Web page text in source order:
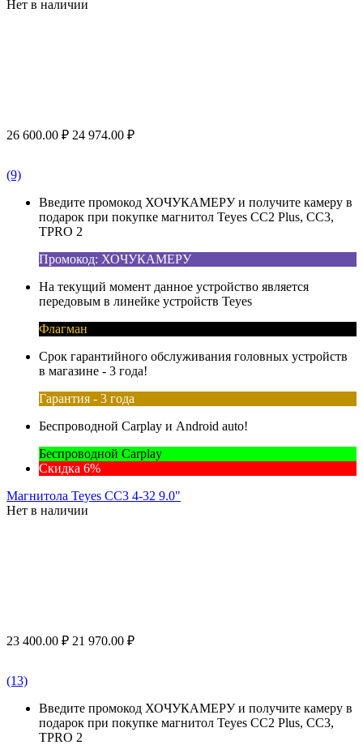
Нет в наличии
26 600.00 ₽ 24 974.00 ₽
(9)
Введите промокод ХОЧУКАМЕРУ и получите камеру в
подарок при покупке магнитол Teyes CC2 Plus, CC3,
TPRO 2
Промокод: ХОЧУКАМЕРУ
На текущий момент данное устройство является
передовым в линейке устройств Teyes
Флагман
Срок гарантийного обслуживания головных устройств
в магазине - 3 года!
Гарантия - 3 года
Беспроводной Carplay и Android auto!
Беспроводной Carplay
Скидка 6%
Магнитола Teyes CC3 4-32 9.0"
Нет в наличии
23 400.00 ₽ 21 970.00 ₽
(13)
Введите промокод ХОЧУКАМЕРУ и получите камеру в
подарок при покупке магнитол Teyes CC2 Plus, CC3,
TPRO 2